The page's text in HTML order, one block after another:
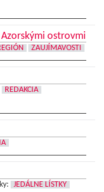
ostrovmi
ZAUJÍMAVOSTI
REDAKCIA
JEDÁLNE LÍSTKY